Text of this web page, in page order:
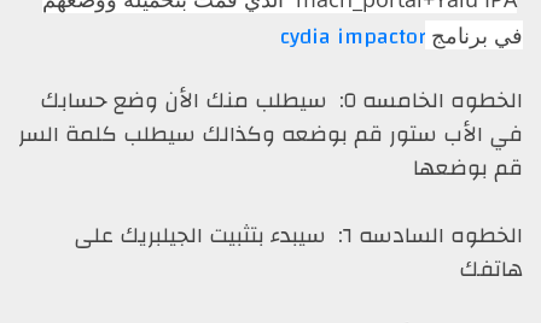
برنامجcydia impactor
الخطوه الخامسه ٥: سيطلب منك الأن وضع حسابك
الأب ستور قم بوضعه وكذالك سيطلب كلمة السر
بوضعها
الخطوه السادسه ٦: سيبدء بتثبيت الجيلبريك على